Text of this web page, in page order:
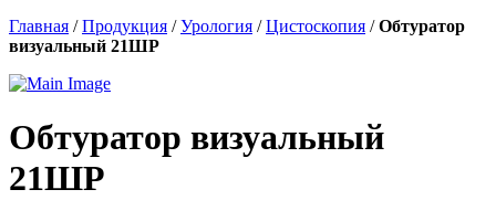
Главная /Продукция /Урология /Цистоскопия /Обтуратор
визуальный 21ШР
Обтуратор визуальный
21ШР